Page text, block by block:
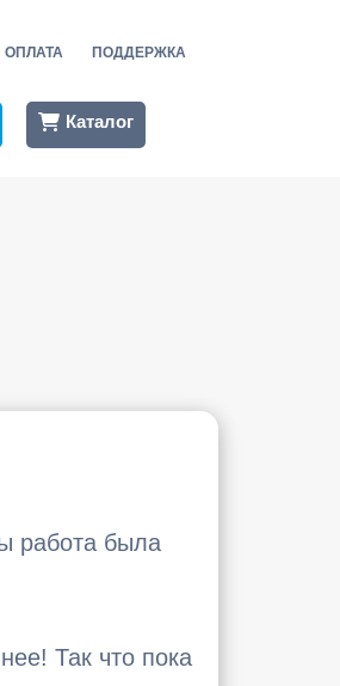
ОПЛАТА ПОДДЕРЖКА
Каталог
работа была
Так что пока